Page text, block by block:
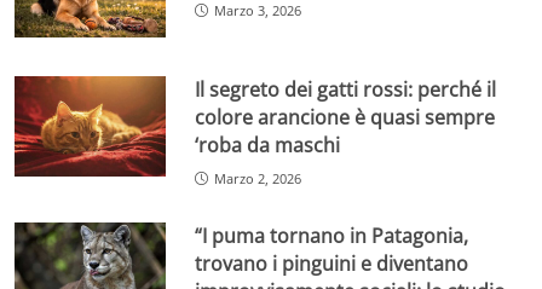
Marzo 3, 2026
Il segreto dei gatti rossi: perché il
colore arancione è quasi sempre
‘roba da maschi
Marzo 2, 2026
“I puma tornano in Patagonia,
trovano i pinguini e diventano